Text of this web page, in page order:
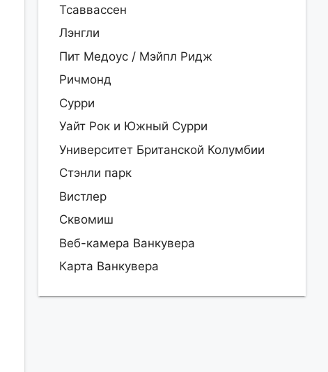
Тсаввассен
Лэнгли
Пит Медоус / Мэйпл Ридж
Ричмонд
Сурри
Уайт Рок и Южный Сурри
Университет Британской Колумбии
Стэнли парк
Вистлер
Сквомиш
Веб-камера Ванкувера
Карта Ванкувера